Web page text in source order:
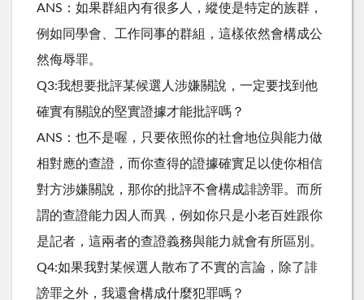
ANS：如果群組內有很多人，縱使是特定的族群，
例如同學會、工作同事的群組，這樣依然會構成公
然侮辱罪。
Q3:我想要批評某候選人涉嫌關說，一定要找到他
確實有關說的堅實證據才能批評嗎？
ANS：也不是喔，只要依照你的社會地位與能力做
相對應的查證，而你查得的證據確實足以使你相信
對方涉嫌關說，那你的批評不會構成誹謗罪。而所
謂的查證能力因人而異，例如你只是小老百姓跟你
是記者，這兩者的查證義務與能力就會有所區別。
Q4:如果我對某候選人散布了不實的言論，除了誹
謗罪之外，我還會構成什麼犯罪嗎？